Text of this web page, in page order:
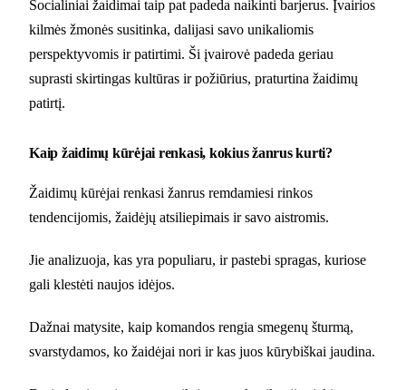
Socialiniai žaidimai taip pat padeda naikinti barjerus. Įvairios
kilmės žmonės susitinka, dalijasi savo unikaliomis
perspektyvomis ir patirtimi. Ši įvairovė padeda geriau
suprasti skirtingas kultūras ir požiūrius, praturtina žaidimų
patirtį.
Kaip žaidimų kūrėjai renkasi, kokius žanrus kurti?
Žaidimų kūrėjai renkasi žanrus remdamiesi rinkos
tendencijomis, žaidėjų atsiliepimais ir savo aistromis.
Jie analizuoja, kas yra populiaru, ir pastebi spragas, kuriose
gali klestėti naujos idėjos.
Dažnai matysite, kaip komandos rengia smegenų šturmą,
svarstydamos, ko žaidėjai nori ir kas juos kūrybiškai jaudina.